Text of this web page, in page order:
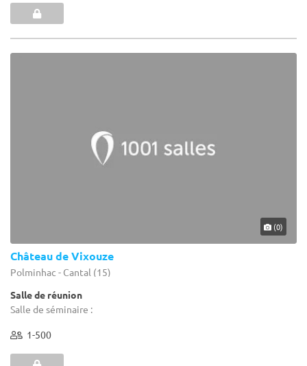
(0)
Château de Vixouze
Polminhac - Cantal (15)
Salle de réunion
Salle de séminaire :
1-500